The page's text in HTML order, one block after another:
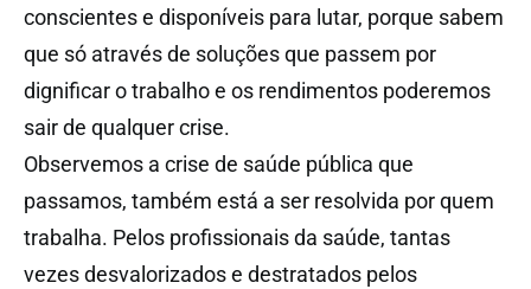
conscientes e disponíveis para lutar, porque sabem
que só através de soluções que passem por
dignificar o trabalho e os rendimentos poderemos
sair de qualquer crise.
Observemos a crise de saúde pública que
passamos, também está a ser resolvida por quem
trabalha. Pelos profissionais da saúde, tantas
vezes desvalorizados e destratados pelos